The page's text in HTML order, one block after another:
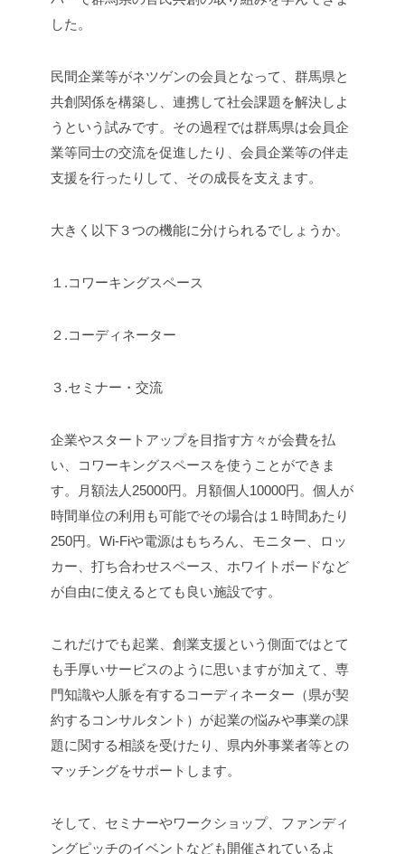
した。
民間企業等がネツゲンの会員となって、群馬県と
共創関係を構築し、連携して社会課題を解決しよ
うという試みです。その過程では群馬県は会員企
業等同士の交流を促進したり、会員企業等の伴走
支援を行ったりして、その成長を支えます。
大きく以下３つの機能に分けられるでしょうか。
１.コワーキングスペース
２.コーディネーター
３.セミナー・交流
企業やスタートアップを目指す方々が会費を払
い、コワーキングスペースを使うことができま
す。月額法人25000円。月額個人10000円。個人が
時間単位の利用も可能でその場合は１時間あたり
250円。Wi-Fiや電源はもちろん、モニター、ロッ
カー、打ち合わせスペース、ホワイトボードなど
が自由に使えるとても良い施設です。
これだけでも起業、創業支援という側面ではとて
も手厚いサービスのように思いますが加えて、専
門知識や人脈を有するコーディネーター（県が契
約するコンサルタント）が起業の悩みや事業の課
題に関する相談を受けたり、県内外事業者等との
マッチングをサポートします。
そして、セミナーやワークショップ、ファンディ
ングピッチのイベントなども開催されているよ